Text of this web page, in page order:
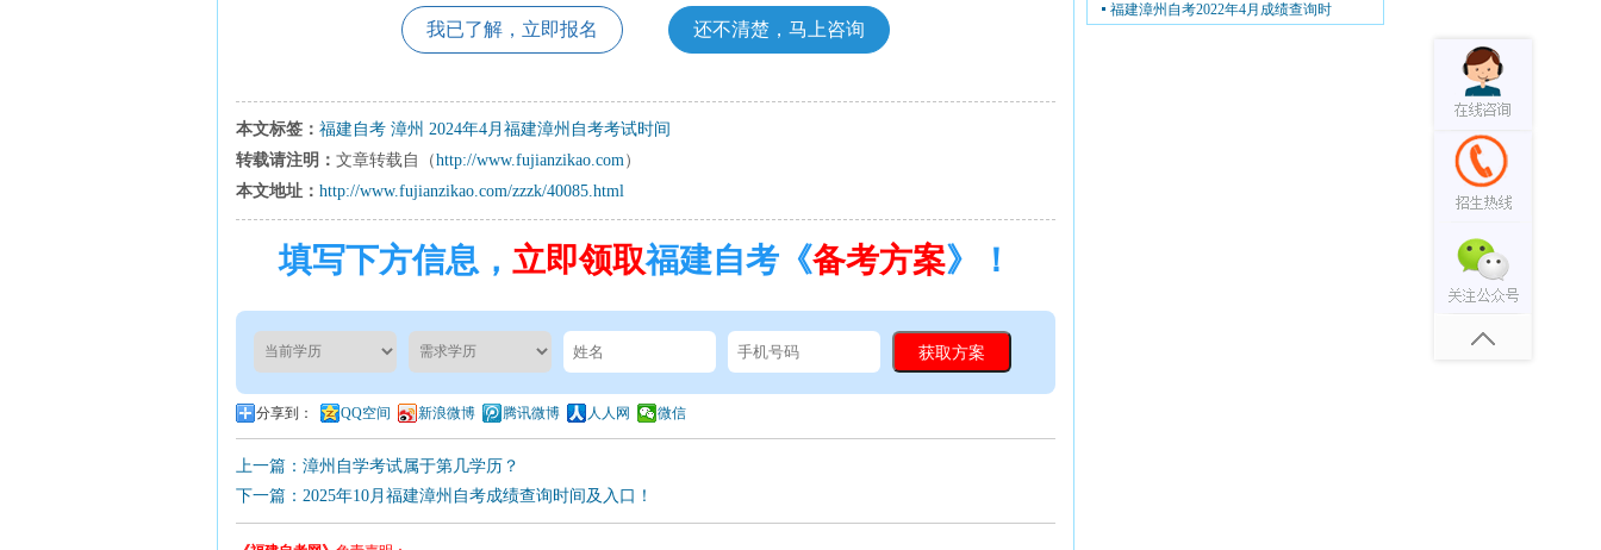
我已了解，立即报名 还不清楚，马上咨询
本文标签： 福建自考 漳州 2024年4月福建漳州自考考试时间
转载请注明： 文章转载自（http://www.fujianzikao.com）
本文地址： http://www.fujianzikao.com/zzzk/40085.html
填写下方信息， 立即领取福建自考《备考方案》！
分享到： QQ空间 新浪微博 腾讯微博 人人网 微信
上一篇：漳州自学考试属于第几学历？
下一篇：2025年10月福建漳州自考成绩查询时间及入口！
福建漳州自考2022年4月成绩查询时